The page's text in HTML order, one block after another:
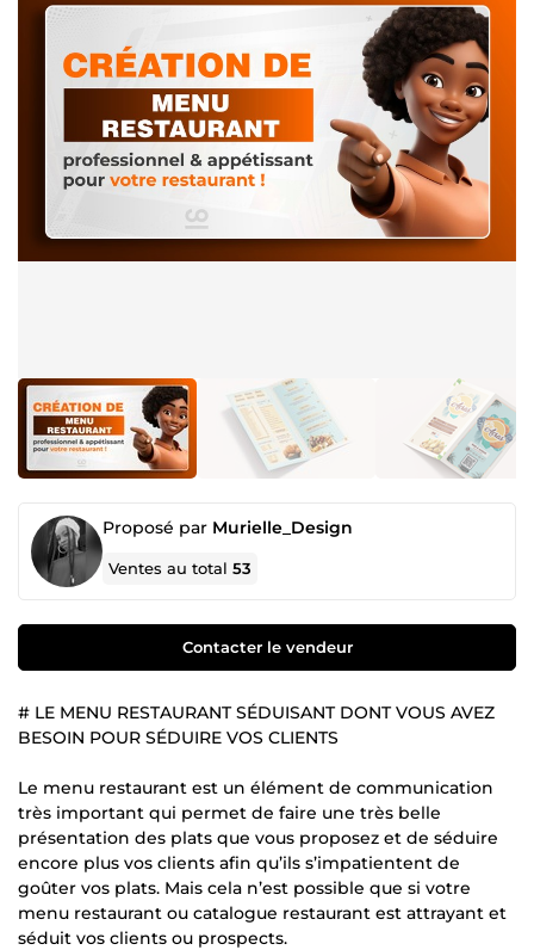
Proposé par Murielle_Design
Ventes au total53
Contacter le vendeur
# LE MENU RESTAURANT SÉDUISANT DONT VOUS AVEZ
BESOIN POUR SÉDUIRE VOS CLIENTS
Le menu restaurant est un élément de communication
très important qui permet de faire une très belle
présentation des plats que vous proposez et de séduire
encore plus vos clients afin qu’ils s’impatientent de
goûter vos plats. Mais cela n’est possible que si votre
menu restaurant ou catalogue restaurant est attrayant et
séduit vos clients ou prospects.